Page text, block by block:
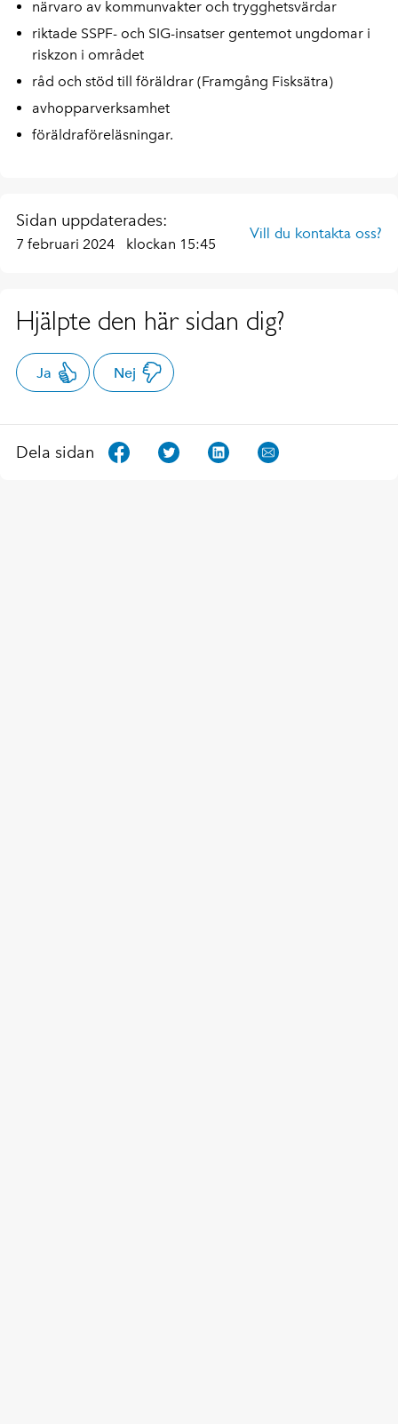
närvaro av kommunvakter och trygghetsvärdar
riktade SSPF- och SIG-insatser gentemot ungdomar i
riskzon i området
råd och stöd till föräldrar (Framgång Fisksätra)
avhopparverksamhet
föräldraföreläsningar.
Sidan uppdaterades:
7 februari 2024 klockan 15:45
Vill du kontakta oss?
Hjälpte den här sidan dig?
Ja Nej
Dela sidan